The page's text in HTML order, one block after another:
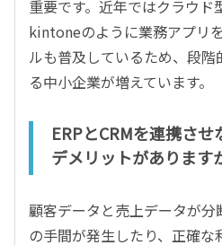
重要です。近年ではクラウド
kintoneのように業務アプリ
ルも普及しているため、段
る中小企業が増えています。
ERPとCRMを連携さ
デメリットがあります
顧客データと売上データが
の手間が発生したり、正確な